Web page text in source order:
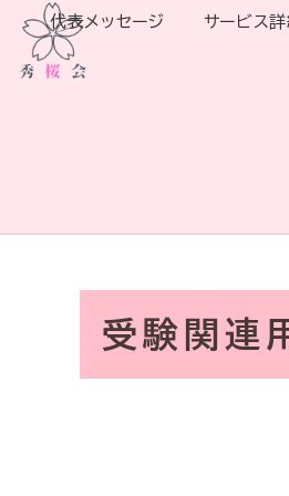
代表メッセージ サービス詳
受験関連